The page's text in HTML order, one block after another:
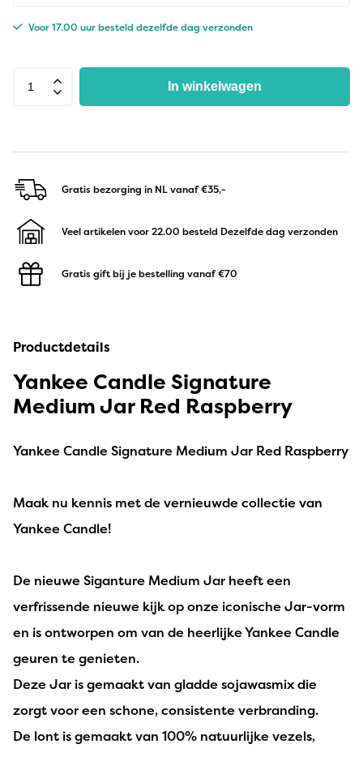
Voor 17.00 uur besteld dezelfde dag verzonden
In winkelwagen
Gratis bezorging in NLvanaf €35,-
Veel artikelen voor 22.00 besteld Dezelfde dag verzonden
Gratis gift bij je bestelling vanaf €70
Productdetails
Yankee Candle Signature
Medium Jar Red Raspberry
Yankee Candle Signature Medium Jar Red Raspberry
Maak nu kennis met de vernieuwde collectie van
Yankee Candle!
De nieuwe Siganture Medium Jar heeft een
verfrissende nieuwe kijk op onze iconische Jar-vorm
en is ontworpen om van de heerlijke Yankee Candle
geuren te genieten.
Deze Jar is gemaakt van gladde sojawasmix die
zorgt voor een schone, consistente verbranding.
De lont is gemaakt van 100% natuurlijke vezels,